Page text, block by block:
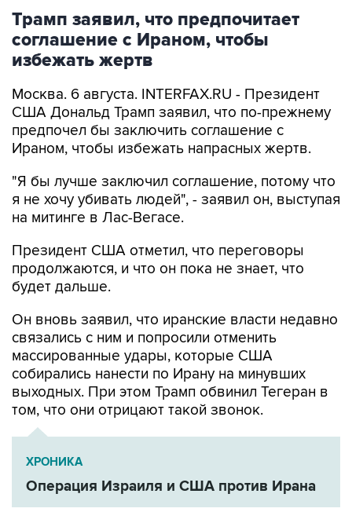
Трамп заявил, что предпочитает
соглашение с Ираном, чтобы
избежать жертв
Москва. 6 августа. INTERFAX.RU - Президент
США Дональд Трамп заявил, что по-прежнему
предпочел бы заключить соглашение с
Ираном, чтобы избежать напрасных жертв.
"Я бы лучше заключил соглашение, потому что
я не хочу убивать людей", - заявил он, выступая
на митинге в Лас-Вегасе.
Президент США отметил, что переговоры
продолжаются, и что он пока не знает, что
будет дальше.
Он вновь заявил, что иранские власти недавно
связались с ним и попросили отменить
массированные удары, которые США
собирались нанести по Ирану на минувших
выходных. При этом Трамп обвинил Тегеран в
том, что они отрицают такой звонок.
ХРОНИКА
Операция Израиля и США против Ирана